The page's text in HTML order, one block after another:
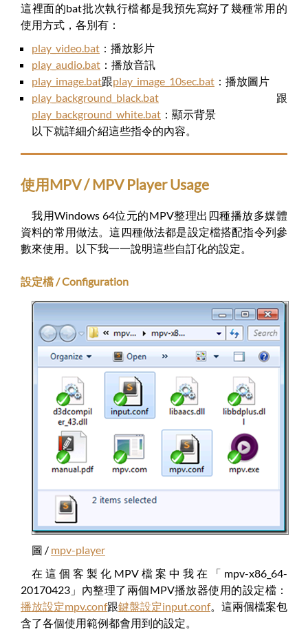
這裡面的bat批次執行檔都是我預先寫好了幾種常用的
使用方式，各別有：
play_video.bat ：播放影片
play_audio.bat ：播放音訊
play_image.bat跟play_image_10sec.bat ：播放圖片
play_background_black.bat 跟
play_background_white.bat ：顯示背景
以下就詳細介紹這些指令的內容。
使用MPV / MPV Player Usage
我用Windows 64位元的MPV整理出四種播放多媒體
資料的常用做法。這四種做法都是設定檔搭配指令列參
數來使用。以下我一一說明這些自訂化的設定。
設定檔 / Configuration
圖 / mpv-player
在這個客製化MPV檔案中我在「mpv-x86_64-
20170423」內整理了兩個MPV播放器使用的設定檔：
播放設定mpv.conf跟鍵盤設定input.conf。這兩個檔案包
含了各個使用範例都會用到的設定。